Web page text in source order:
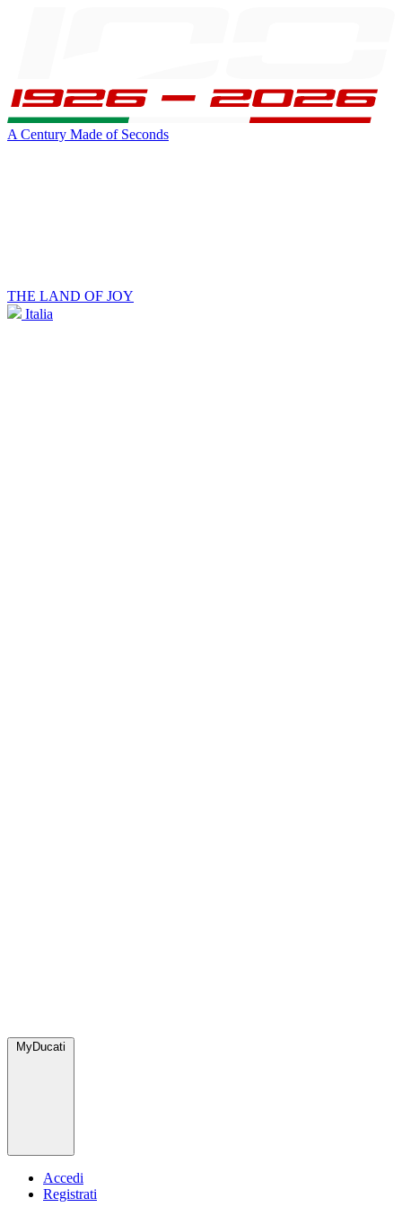
A Century Made of Seconds
THE LAND OF JOY
Italia
MyDucati
Accedi
Registrati